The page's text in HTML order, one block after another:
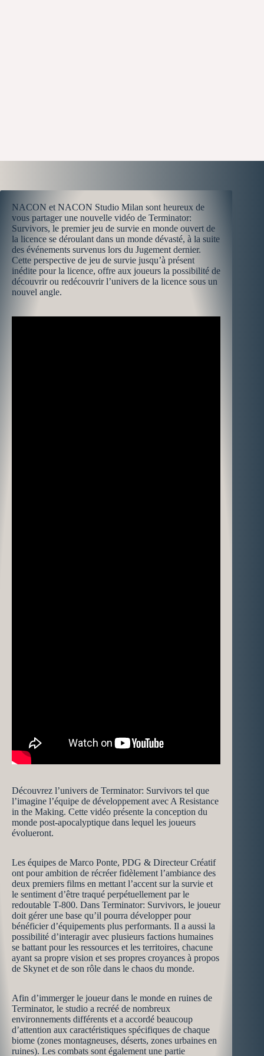
NACON et NACON Studio Milan sont heureux de
vous partager une nouvelle vidéo de Terminator:
Survivors, le premier jeu de survie en monde ouvert de
la licence se déroulant dans un monde dévasté, à la suite
des événements survenus lors du Jugement dernier.
Cette perspective de jeu de survie jusqu’à présent
inédite pour la licence, offre aux joueurs la possibilité de
découvrir ou redécouvrir l’univers de la licence sous un
nouvel angle.
Découvrez l’univers de Terminator: Survivors tel que
l’imagine l’équipe de développement avec A Resistance
in the Making. Cette vidéo présente la conception du
monde post-apocalyptique dans lequel les joueurs
évolueront.
Les équipes de Marco Ponte, PDG & Directeur Créatif
ont pour ambition de récréer fidèlement l’ambiance des
deux premiers films en mettant l’accent sur la survie et
le sentiment d’être traqué perpétuellement par le
redoutable T-800. Dans Terminator: Survivors, le joueur
doit gérer une base qu’il pourra développer pour
bénéficier d’équipements plus performants. Il a aussi la
possibilité d’interagir avec plusieurs factions humaines
se battant pour les ressources et les territoires, chacune
ayant sa propre vision et ses propres croyances à propos
de Skynet et de son rôle dans le chaos du monde.
Afin d’immerger le joueur dans le monde en ruines de
Terminator, le studio a recréé de nombreux
environnements différents et a accordé beaucoup
d’attention aux caractéristiques spécifiques de chaque
biome (zones montagneuses, déserts, zones urbaines en
ruines). Les combats sont également une partie